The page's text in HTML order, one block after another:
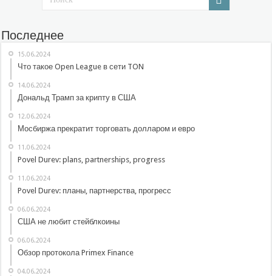
Последнее
15.06.2024
Что такое Open League в сети TON
14.06.2024
Дональд Трамп за крипту в США
12.06.2024
Мосбиржа прекратит торговать долларом и евро
11.06.2024
Povel Durev: plans, partnerships, progress
11.06.2024
Povel Durev: планы, партнерства, прогресс
06.06.2024
США не любит стейблкоины
06.06.2024
Обзор протокола Primex Finance
04.06.2024